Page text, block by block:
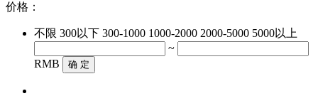
价格：
不限 300以下 300-1000 1000-2000 2000-5000 5000以上
~
RMB
确 定